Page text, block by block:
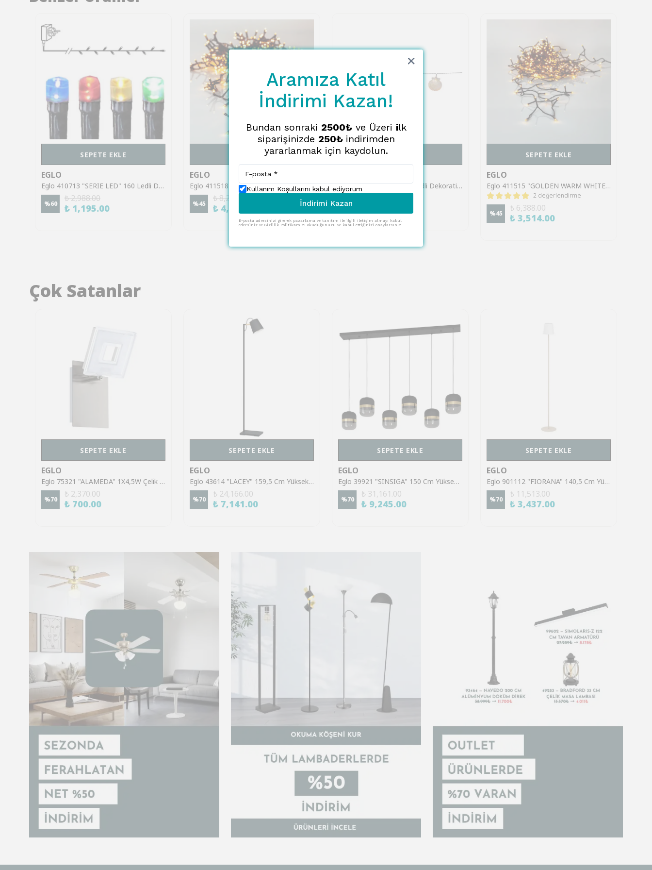
SEPETE EKLE
EGLO
Eglo 410713 "SERIE LED" 160 Ledli Dekoratif Aydınlatma Siyah Plastik Renkli Işık 1600Cm Uzunluğunda
%60
₺ 2,988.00
₺ 1,195.00
SEPETE EKLE
EGLO
Eglo 411518 "GOLDEN WARM WHITE" 1200 Ledli 2400Cm Uzunluğunda Dekoratif Aydınlatma Amber 2000K
%45
₺ 8,213.00
₺ 4,518.00
SEPETE EKLE
Eglo 729-35 "NACY" 10 Ledli Dekoratif Aydınlatma Şeffaf Plastik Pilli Işık 135Cm Uzunluğunda
%70
SEPETE EKLE
EGLO
Eglo 411515 "GOLDEN WARM WHITE" 360 Ledli 2520Cm Uzunluğunda Dekoratif Aydınlatma Amber
2 değerlendirme
%45
₺ 6,388.00
₺ 3,514.00
Çok Satanlar
SEPETE EKLE
EGLO
Eglo 75321 "ALAMEDA" 1X4,5W Çelik Nikel Mat Sıva Üstü Spot
%70
₺ 2,370.00
₺ 700.00
SEPETE EKLE
EGLO
Eglo 43614 "LACEY" 159,5 Cm Yüksekliğinde Çelik, Ahşap Köşe Lambası Lambader
%70
₺ 24,166.00
₺ 7,141.00
SEPETE EKLE
EGLO
Eglo 39921 "SINSIGA" 150 Cm Yüksekliğinde Çelik Siyah Sarkıt Avize
%70
₺ 31,161.00
₺ 9,245.00
SEPETE EKLE
EGLO
Eglo 901112 "FIORANA" 140,5 Cm Yüksekliğinde Çelik Köşe Lambası Lambader
%70
₺ 11,513.00
₺ 3,437.00
Aramıza Katıl
İndirimi Kazan!
Bundan sonraki 2500₺ve Üzeri ilk
siparişinizde 250₺ indirimden
yararlanmak için kaydolun.
Kullanım Koşullarını kabul ediyorum
İndirimi Kazan
E-posta adresinizi girerek pazarlama ve tanıtım ile ilgili iletişim almayı kabul
edersiniz ve Gizlilik Politikamızı okuduğunuzu ve kabul ettiğinizi onaylarsınız.